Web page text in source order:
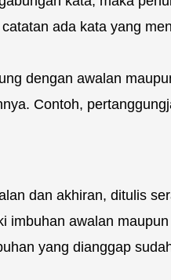
ada kata yang
dengan awalan
Contoh,
dan akhiran, ditulis
imbuhan awalan
yang dianggap